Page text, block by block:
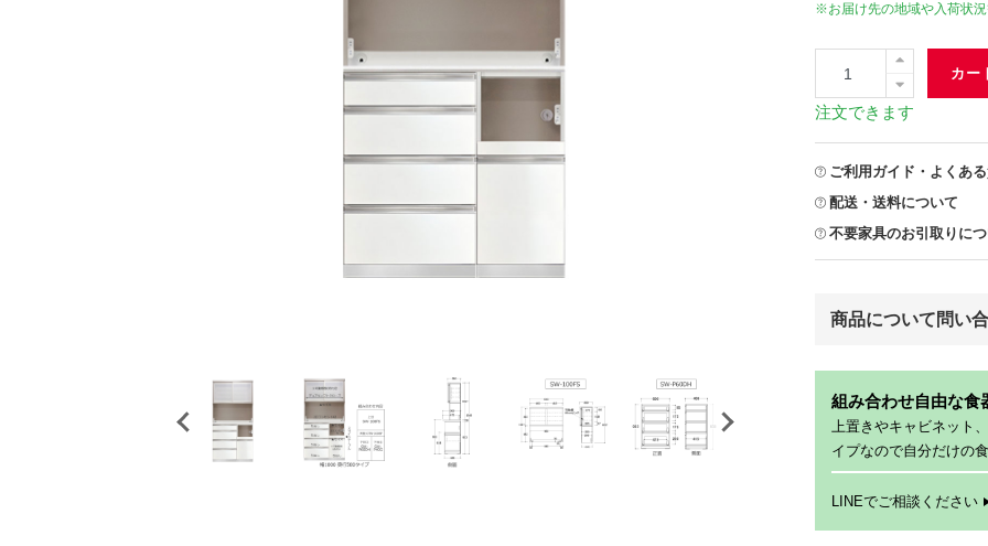
※お届け先の地域や入荷状
カー
注文できます
ご利用ガイド・よくあ
配送・送料について
不要家具のお引取りに
商品について問い
組み合わせ自由な食
上置きやキャビネット
イプなので自分だけの
LINEでご相談ください